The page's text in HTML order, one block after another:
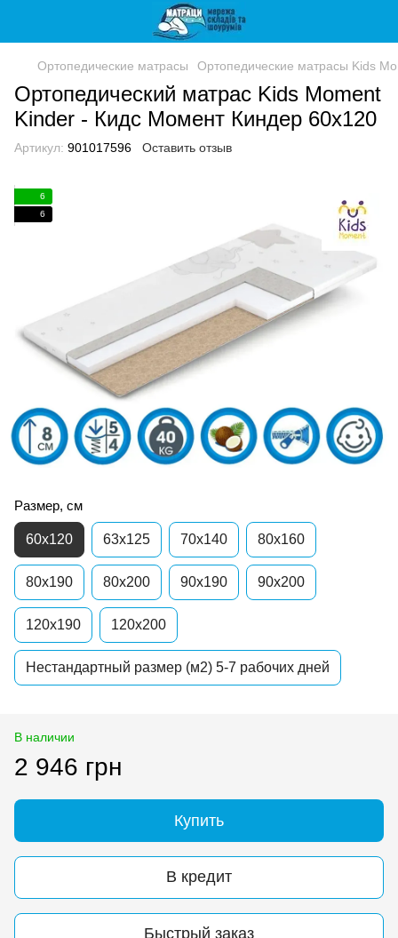
Ортопедические матрасы Ортопедические матрасы Kids
Ортопедический матрас Kids Moment
Kinder - Кидс Момент Киндер 60x120
Артикул: 901017596 Оставить отзыв
6
6
Размер, см
60x120 63x125 70x140 80х160
80x190 80x200 90x190 90x200
120x190 120x200
Нестандартный размер (м2) 5-7 рабочих дней
В наличии
2 946 грн
Купить
В кредит
Быстрый заказ